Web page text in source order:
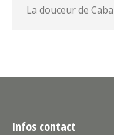
La douceur de
Infos contact